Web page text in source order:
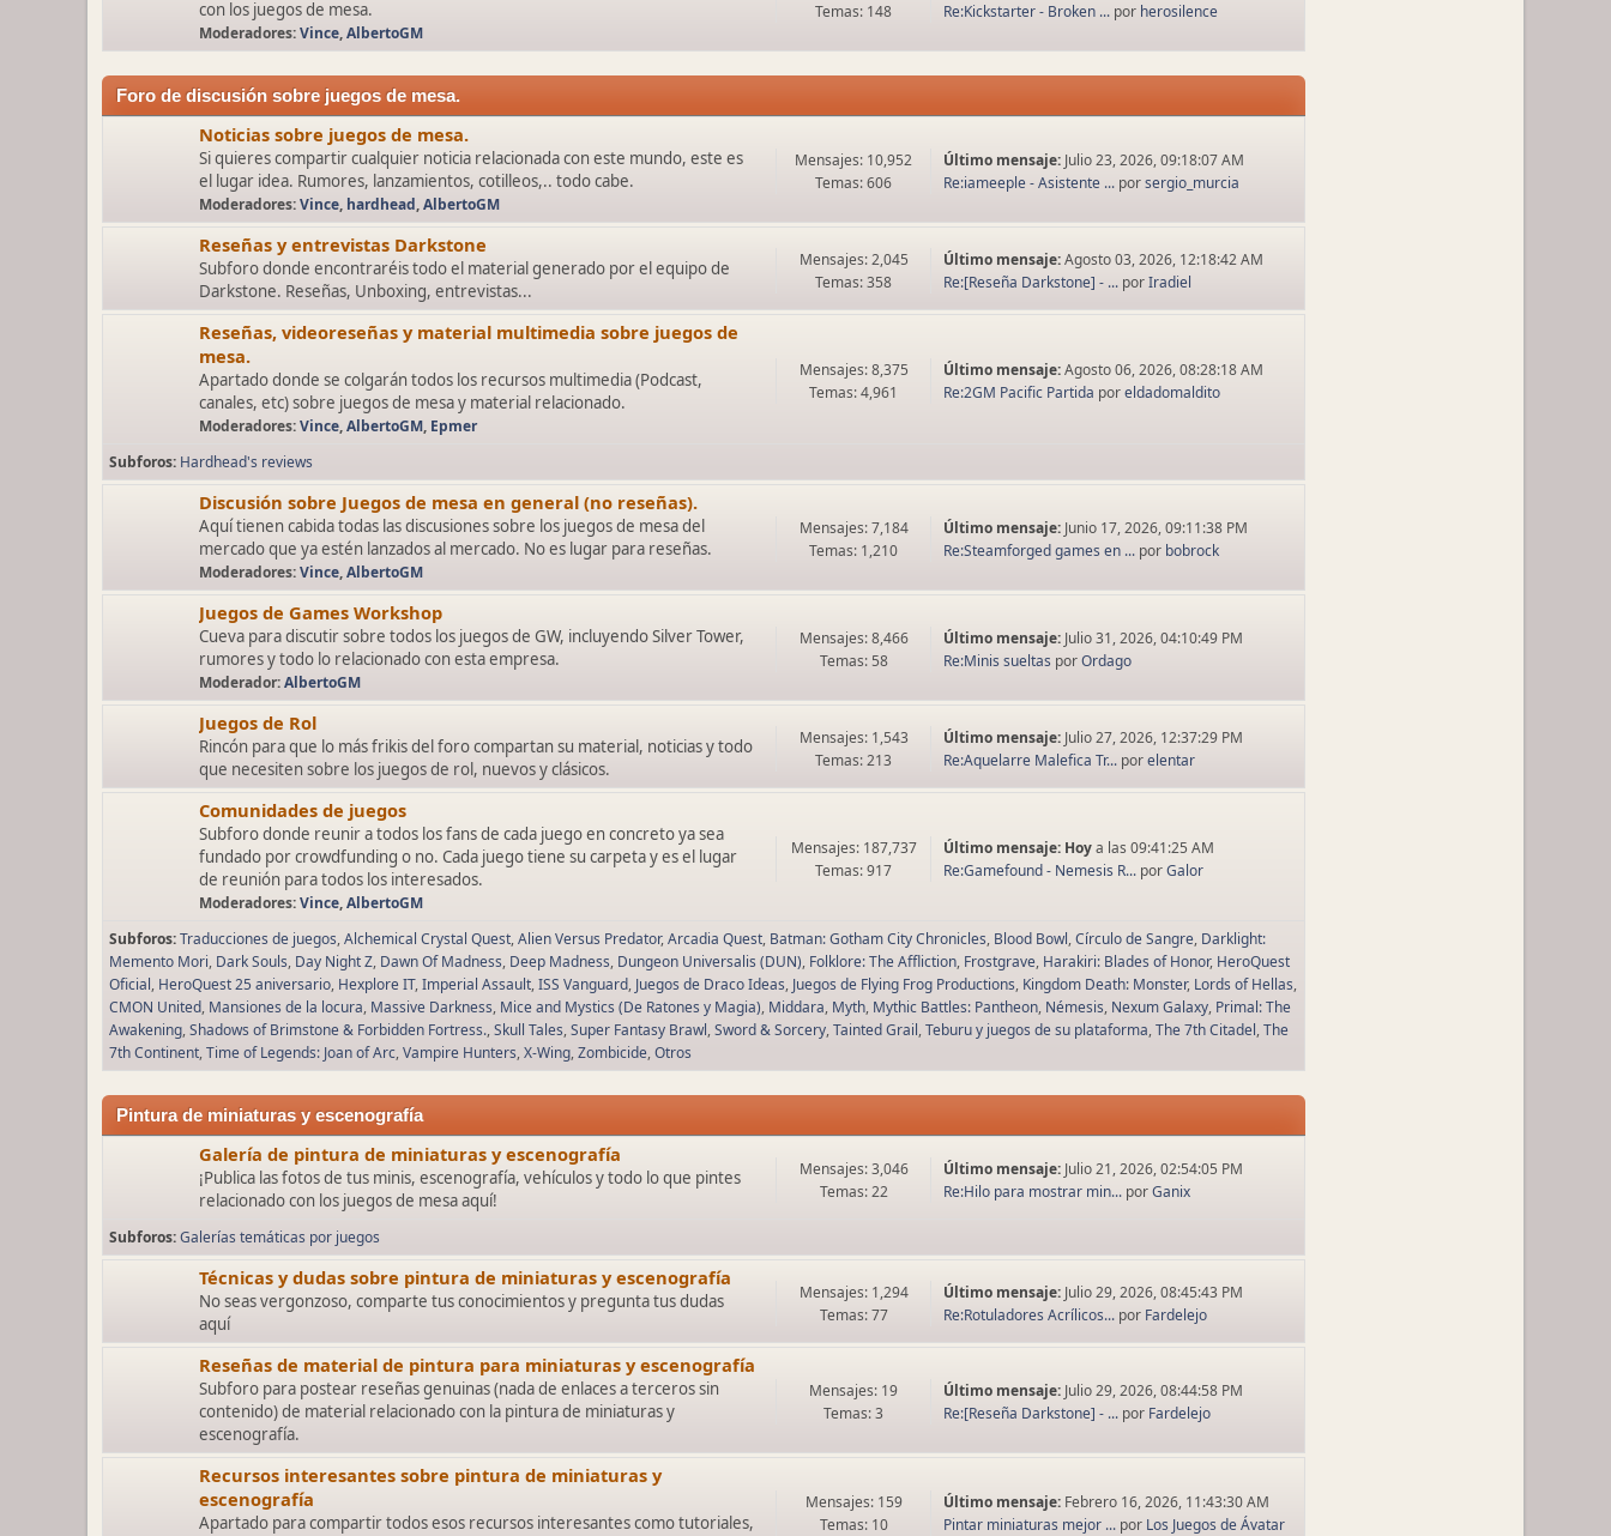
con los juegos de mesa.
Moderadores:Vince,AlbertoGM
Temas: 148
Re:Kickstarter - Broken ... por herosilence
Foro de discusión sobre juegos de mesa.
Noticias sobre juegos de mesa.
Si quieres compartir cualquier noticia relacionada con este mundo, este es
el lugar idea. Rumores, lanzamientos, cotilleos,.. todo cabe.
Moderadores:Vince, hardhead,AlbertoGM
Mensajes: 10,952
Temas: 606
Último mensaje: Julio 23, 2026, 09:18:07 AM
Re:iameeple - Asistente ... porsergio_murcia
Reseñas y entrevistas Darkstone
Subforo donde encontraréis todo el material generado por el equipo de
Darkstone. Reseñas, Unboxing, entrevistas...
Mensajes: 2,045
Temas: 358
Último mensaje:Agosto 03, 2026, 12:18:42 AM
Re:[Reseña Darkstone] - ... porIradiel
Reseñas, videoreseñas y material multimedia sobre juegos de
mesa.
Apartado donde se colgarán todos los recursos multimedia (Podcast,
canales, etc) sobre juegos de mesa y material relacionado.
Moderadores:Vince,AlbertoGM, Epmer
Mensajes: 8,375
Temas: 4,961
Último mensaje:Agosto 06, 2026, 08:28:18 AM
Re:2GM Pacific Partida poreldadomaldito
Subforos Hardhead's reviews
Discusión sobre Juegos de mesa en general (no reseñas).
Aquí tienen cabida todas las discusiones sobre los juegos de mesa del
mercado que ya estén lanzados al mercado. No es lugar para reseñas.
Moderadores:Vince,AlbertoGM
Mensajes: 7,184
Temas: 1,210
Último mensaje: Junio 17, 2026, 09:11:38 PM
Re:Steamforged games en ... por bobrock
Juegos de Games Workshop
Cueva para discutir sobre todos los juegos de GW, incluyendo Silver Tower,
rumores y todo lo relacionado con esta empresa.
Moderador:AlbertoGM
Mensajes: 8,466
Temas: 58
Último mensaje: Julio 31, 2026, 04:10:49 PM
Re:Minis sueltas porOrdago
Juegos de Rol
Rincón para que lo más frikis del foro compartan su material, noticias y todo
que necesiten sobre los juegos de rol, nuevos y clásicos.
Mensajes: 1,543
Temas: 213
Último mensaje: Julio 27, 2026, 12:37:29 PM
Re:Aquelarre Malefica Tr... porelentar
Comunidades de juegos
Subforo donde reunir a todos los fans de cada juego en concreto ya sea
fundado por crowdfunding o no. Cada juego tiene su carpeta y es el lugar
de reunión para todos los interesados.
Moderadores:Vince,AlbertoGM
Mensajes: 187,737
Temas: 917
Último mensaje: Hoya las 09:41:25 AM
Re:Gamefound - Nemesis R... porGalor
Subforos Traducciones de juegos Alchemical Crystal Quest Alien Versus Predator Arcadia Quest Batman: Gotham City Chronicles Blood Bowl Círculo de Sangre Darklight:
Memento Mori Dark Souls Day Night Z Dawn Of Madness Deep Madness Dungeon Universalis (DUN) Folklore: The Affliction Frostgrave Harakiri: Blades of Honor HeroQuest
Oficial HeroQuest 25 aniversario Hexplore IT Imperial Assault ISS Vanguard Juegos de Draco Ideas Juegos de Flying Frog Productions Kingdom Death: Monster Lords of Hellas
CMON United Mansiones de la locura Massive Darkness Mice and Mystics (De Ratones y Magia) Middara Myth Mythic Battles: Pantheon Némesis Nexum Galaxy Primal: The
Awakening Shadows of Brimstone & Forbidden Fortress. Skull Tales Super Fantasy Brawl Sword & Sorcery Tainted Grail Teburu y juegos de su plataforma The 7th Citadel The
7th Continent Time of Legends: Joan of Arc Vampire Hunters X-Wing Zombicide Otros
Pintura de miniaturas y escenografía
Galería de pintura de miniaturas y escenografía
¡Publica las fotos de tus minis, escenografía, vehículos y todo lo que pintes
relacionado con los juegos de mesa aquí!
Mensajes: 3,046
Temas: 22
Último mensaje: Julio 21, 2026, 02:54:05 PM
Re:Hilo para mostrar min... porGanix
Subforos Galerías temáticas por juegos
Técnicas y dudas sobre pintura de miniaturas y escenografía
No seas vergonzoso, comparte tus conocimientos y pregunta tus dudas
aquí
Mensajes: 1,294
Temas: 77
Último mensaje: Julio 29, 2026, 08:45:43 PM
Re:Rotuladores Acrílicos... por Fardelejo
Reseñas de material de pintura para miniaturas y escenografía
Subforo para postear reseñas genuinas (nada de enlaces a terceros sin
contenido) de material relacionado con la pintura de miniaturas y
escenografía.
Mensajes: 19
Temas: 3
Último mensaje: Julio 29, 2026, 08:44:58 PM
Re:[Reseña Darkstone] - ... por Fardelejo
Recursos interesantes sobre pintura de miniaturas y
escenografía
Apartado para compartir todos esos recursos interesantes como tutoriales,
Mensajes: 159
Temas: 10
Último mensaje: Febrero 16, 2026, 11:43:30 AM
Pintar miniaturas mejor ... por Los Juegos de Ávatar